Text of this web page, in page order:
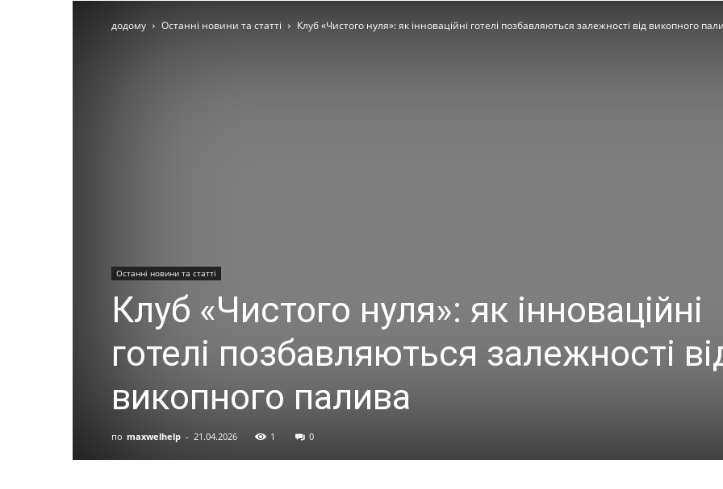
додому Останні новини та статті Клуб «Чистого нуля»: як інноваційні готелі позбавляються залежності від викопного
Останні новини та статті
Клуб «Чистого нуля»: як інноваційні
готелі позбавляються залежності
викопного палива
по maxwelhelp - 21.04.2026 1 0